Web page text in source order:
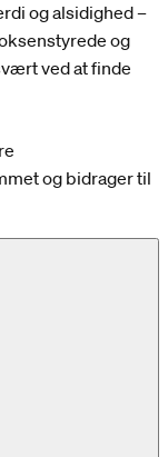
og alsidighed –
og
ved at finde
og bidrager til